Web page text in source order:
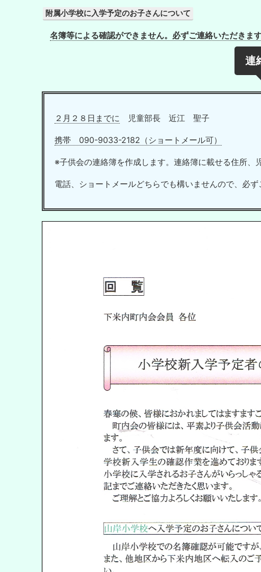
附属小学校に入学予定のお子さんについて
名簿等による確認ができません。必ずご連絡いただきま
連
２月２８日までに 児童部長 近江 聖子
携帯 090-9033-2182（ショートメール可）
※子供会の連絡簿を作成します。連絡簿に載せる住所、
電話、ショートメールどちらでも構いませんので、必ず